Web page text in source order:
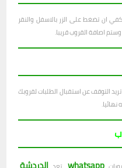
ان تضغط على الزر بالاسفل والنقر
اصافة القروب قريبا.
التوقف عن استقبال الطلبات لقروبك